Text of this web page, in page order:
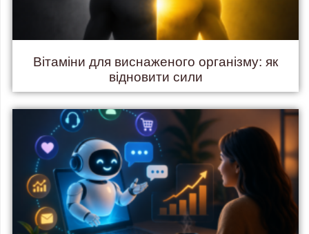
Вітаміни для виснаженого організму: як
відновити сили